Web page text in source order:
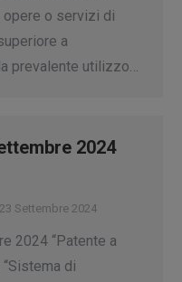
opere o servizi di
a
prevalente utilizzo…
2024
23 Settembre 2024
2024 “Patente a
di